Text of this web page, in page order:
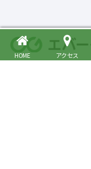
HOME アクセス